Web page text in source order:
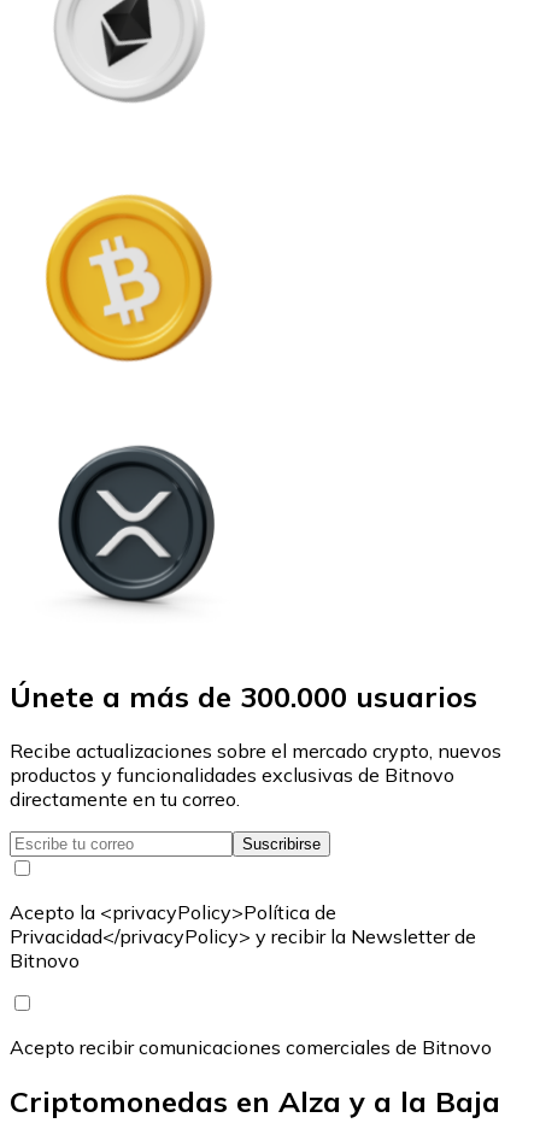
Únete a más de 300.000 usuarios
Recibe actualizaciones sobre el mercado crypto, nuevos
productos y funcionalidades exclusivas de Bitnovo
directamente en tu correo.
Suscribirse
Acepto la <privacyPolicy>Política de
Privacidad</privacyPolicy> y recibir la Newsletter de
Bitnovo
Acepto recibir comunicaciones comerciales de Bitnovo
Criptomonedas en Alza y a la Baja